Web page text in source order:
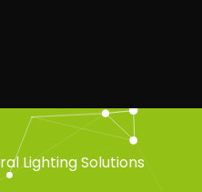
Lighting Solutions